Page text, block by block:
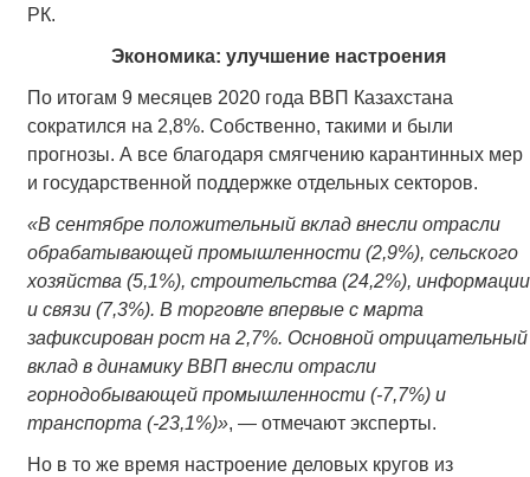
РК.
Экономика: улучшение настроения
По итогам 9 месяцев 2020 года ВВП Казахстана
сократился на 2,8%. Собственно, такими и были
прогнозы. А все благодаря смягчению карантинных мер
и государственной поддержке отдельных секторов.
«В сентябре положительный вклад внесли отрасли
обрабатывающей промышленности (2,9%), сельского
хозяйства (5,1%), строительства (24,2%), информации
и связи (7,3%). В торговле впервые с марта
зафиксирован рост на 2,7%. Основной отрицательный
вклад в динамику ВВП внесли отрасли
горнодобывающей промышленности (-7,7%) и
транспорта (-23,1%)», — отмечают эксперты.
Но в то же время настроение деловых кругов из